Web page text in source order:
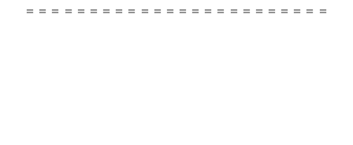
＝＝＝＝＝＝＝＝＝＝＝＝＝＝＝＝＝＝＝＝＝＝＝＝